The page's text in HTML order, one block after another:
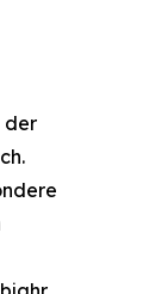
der